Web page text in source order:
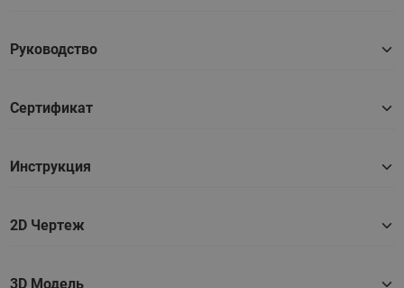
Руководство
Сертификат
Инструкция
2D Чертеж
3D Модель